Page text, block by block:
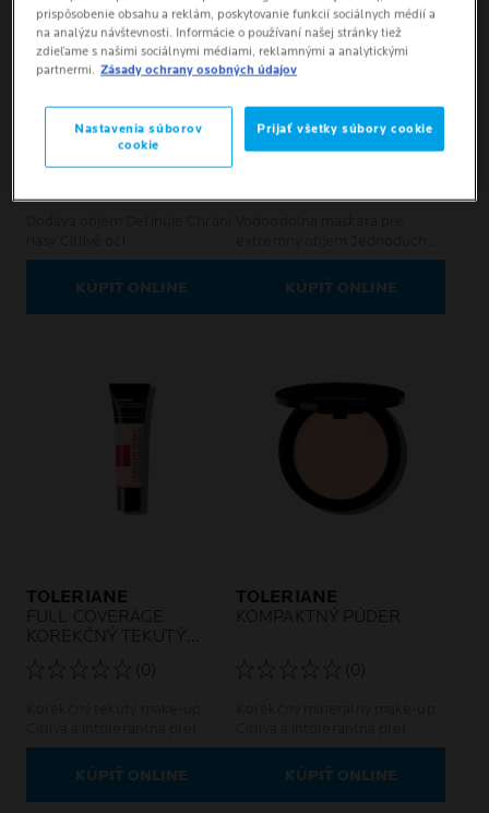
TOLERIANE
MASKARA MULTI-
DIMENSIONS
KÚPIŤ ONLINE
TOLERIANE
VODOODOLNÁ MASKARA
oličovanie Citlivé oči
KÚPIŤ ONLINE
TOLERIANE
FULL COVERAGE
KOREKČNÝ TEKUTÝ
(0)
KÚPIŤ ONLINE
TOLERIANE
KOMPAKTNÝ PÚDER
(0)
KÚPIŤ ONLINE
prispôsobenie obsahu a reklám, poskytovanie funkcií sociálnych médií a
na analýzu návštevnosti. Informácie o používaní našej stránky tiež
zdieľame s našimi sociálnymi médiami, reklamnými a analytickými
partnermi. Zásady ochrany osobných údajov
Nastavenia súborov
cookie
Prijať všetky súbory cookie